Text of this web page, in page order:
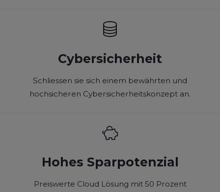
Cybersicherheit
Schliessen sie sich einem bewährten und
hochsicheren Cybersicherheitskonzept an.
Hohes Sparpotenzial
Preiswerte Cloud Lösung mit 50 Prozent